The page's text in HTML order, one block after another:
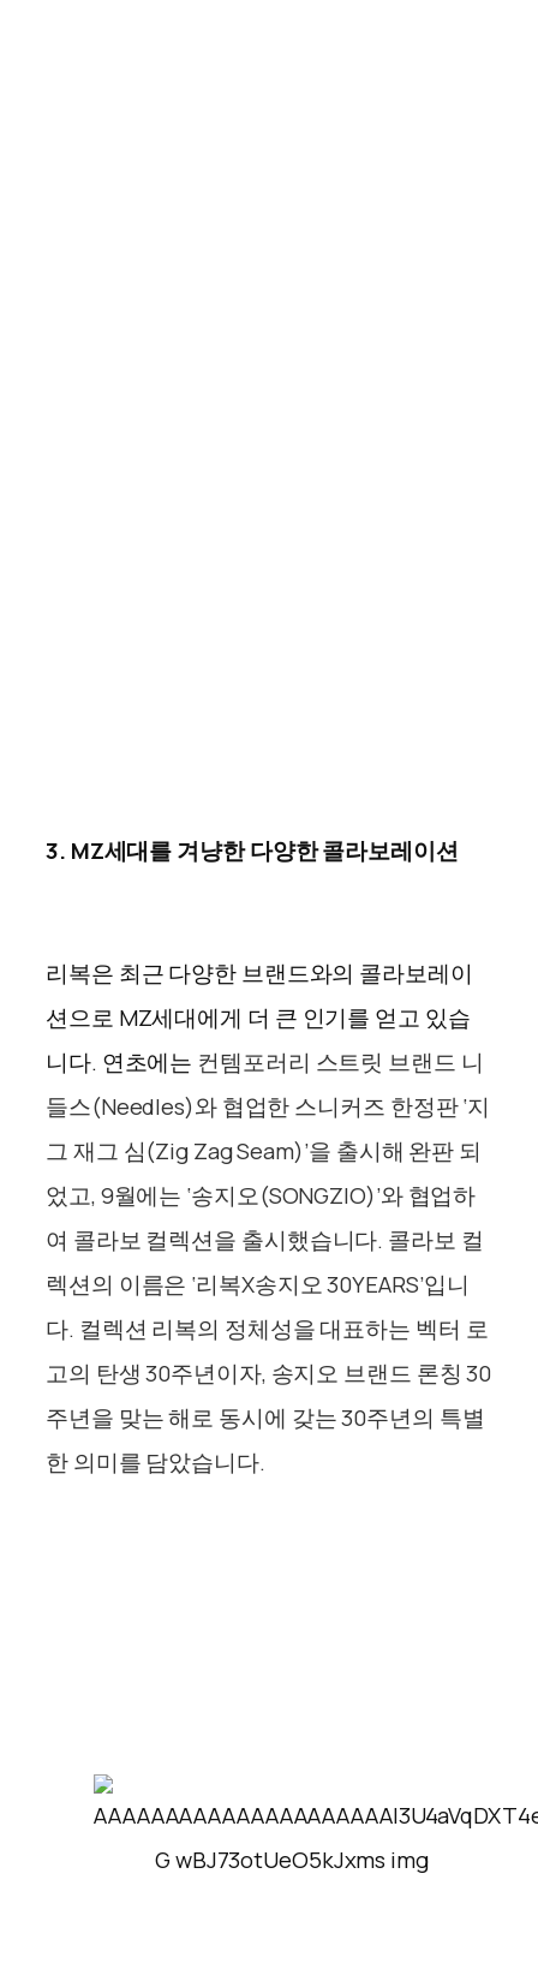
3. MZ세대를겨냥한다양한콜라보레이션
리복은 최근 다양한 브랜드와의 콜라보레이
션으로 MZ세대에게 더 큰 인기를 얻고 있습
니다. 연초에는 컨템포러리 스트릿 브랜드 니
들스(Needles)와 협업한 스니커즈 한정판 ‘지
그 재그 심(Zig Zag Seam)’을 출시해 완판 되
었고,9월에는 ‘송지오(SONGZIO)’와협업하
여 콜라보 컬렉션을 출시했습니다. 콜라보 컬
렉션의 이름은 ‘리복X송지오 30YEARS’입니
다. 컬렉션 리복의 정체성을 대표하는 벡터 로
고의 탄생 30주년이자, 송지오 브랜드 론칭 30
주년을 맞는 해로 동시에 갖는 30주년의 특별
한의미를 담았습니다.